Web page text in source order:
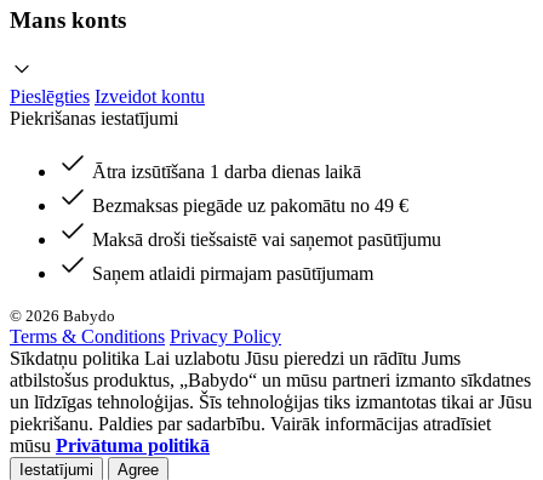
Mans konts
Pieslēgties Izveidot kontu
Piekrišanas iestatījumi
Ātra izsūtīšana 1 darba dienas laikā
Bezmaksas piegāde uz pakomātu no 49 €
Maksā droši tiešsaistē vai saņemot pasūtījumu
Saņem atlaidi pirmajam pasūtījumam
© 2026 Babydo
Terms & Conditions Privacy Policy
Sīkdatņu politika Lai uzlabotu Jūsu pieredzi un rādītu Jums
atbilstošus produktus, „Babydo“ un mūsu partneri izmanto sīkdatnes
un līdzīgas tehnoloģijas. Šīs tehnoloģijas tiks izmantotas tikai ar Jūsu
piekrišanu. Paldies par sadarbību. Vairāk informācijas atradīsiet
mūsu Privātuma politikā
Iestatījumi Agree